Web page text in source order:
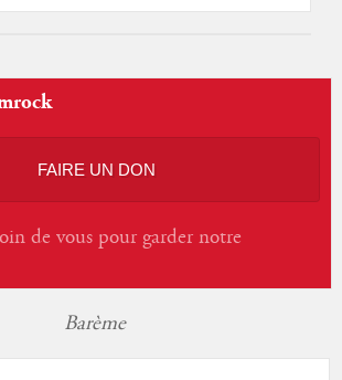
FAIRE UN DON
de vous pour garder notre
Barème